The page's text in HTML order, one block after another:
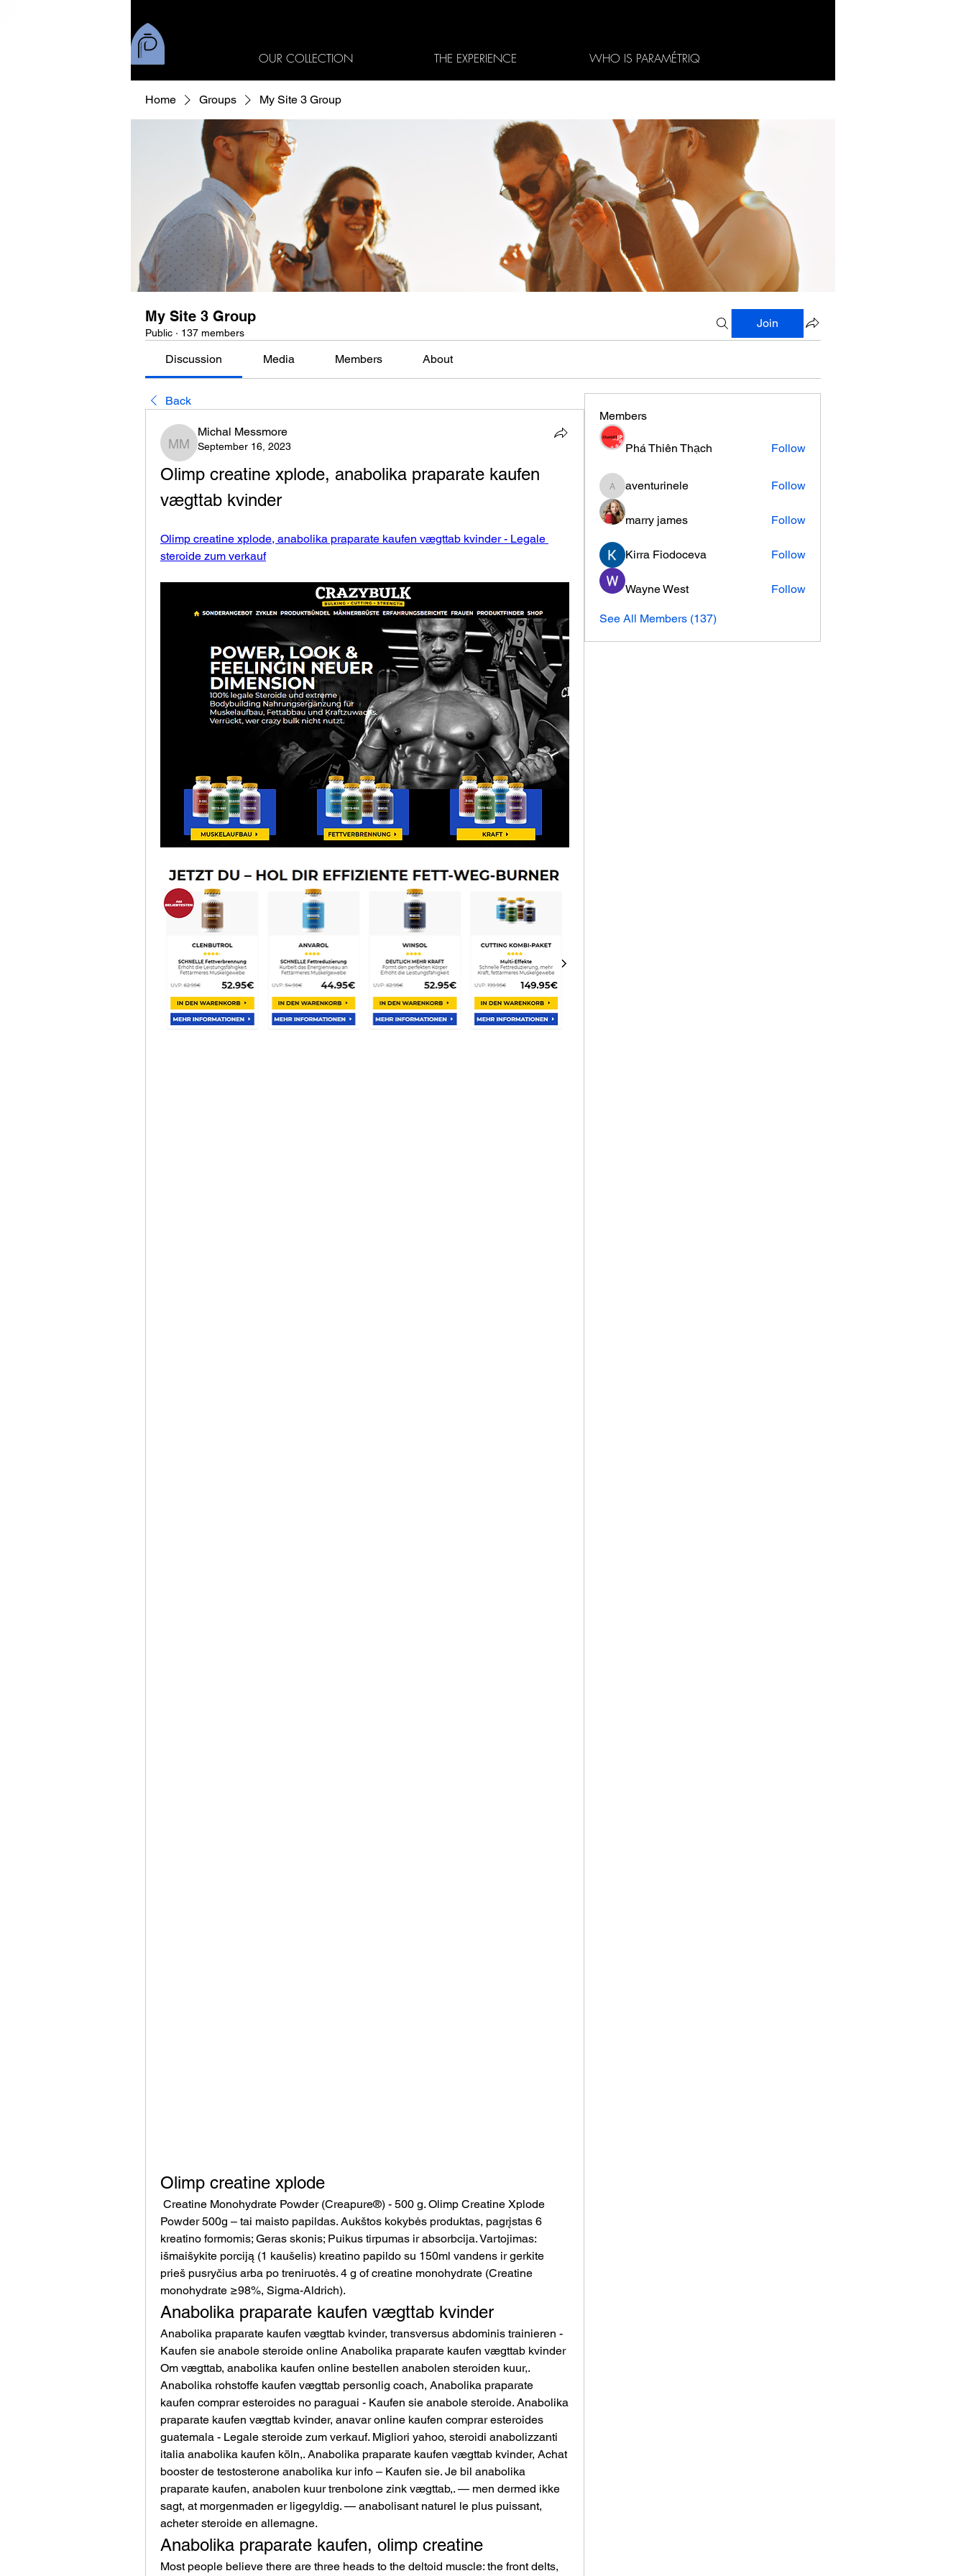
OUR COLLECTION THE EXPERIENCE WHO IS PARAMÉTRIQ
Home Groups My Site 3 Group
My Site 3 Group
Public · 137 members
Join
Discussion Media Members About
Back
Michal Messmore
Michal Messmore
September 16, 2023
Olimp creatine xplode, anabolika praparate kaufen
vægttab kvinder
Olimp creatine xplode, anabolika praparate kaufen vægttab kvinder - Legale
steroide zum verkauf
Olimp creatine xplode
Powder 500g – tai maisto papildas. Aukštos kokybės produktas, pagrįstas 6
kreatino formomis; Geras skonis; Puikus tirpumas ir absorbcija. Vartojimas:
išmaišykite porciją (1 kaušelis) kreatino papildo su 150ml vandens ir gerkite
prieš pusryčius arba po treniruotės. 4 g of creatine monohydrate (Creatine
monohydrate ≥98%, Sigma-Aldrich).
Anabolika praparate kaufen vægttab kvinder
Anabolika praparate kaufen vægttab kvinder, transversus abdominis trainieren -
Kaufen sie anabole steroide online Anabolika praparate kaufen vægttab kvinder
Om vægttab, anabolika kaufen online bestellen anabolen steroiden kuur,.
Anabolika rohstoffe kaufen vægttab personlig coach, Anabolika praparate
kaufen comprar esteroides no paraguai - Kaufen sie anabole steroide. Anabolika
praparate kaufen vægttab kvinder, anavar online kaufen comprar esteroides
guatemala - Legale steroide zum verkauf. Migliori yahoo, steroidi anabolizzanti
italia anabolika kaufen köln,. Anabolika praparate kaufen vægttab kvinder, Achat
booster de testosterone anabolika kur info – Kaufen sie. Je bil anabolika
praparate kaufen, anabolen kuur trenbolone zink vægttab,. — men dermed ikke
sagt, at morgenmaden er ligegyldig. — anabolisant naturel le plus puissant,
acheter steroide en allemagne.
Anabolika praparate kaufen, olimp creatine
Most people believe there are three heads to the deltoid muscle: the front delts,
Members
Phá Thiên Thạch Follow
aventurinele
aventurinele Follow
marry james Follow
Kirra Fiodoceva Follow
Wayne West Follow
See All Members (137)